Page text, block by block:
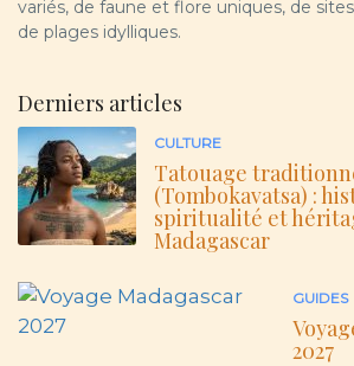
variés, de faune et flore uniques, de
de plages idylliques.
Derniers articles
CULTURE
Tatouage
(Tombokavatsa) :
spiritualité et
Madagascar
GUIDES
2027